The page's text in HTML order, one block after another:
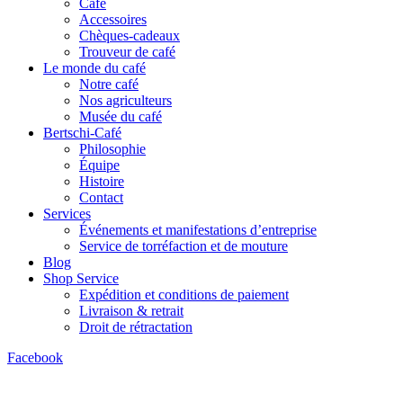
Accessoires
Chèques-cadeaux
Trouveur de café
Le monde du café
Notre café
Nos agriculteurs
Musée du café
Bertschi-Café
Philosophie
Équipe
Histoire
Contact
Services
Événements et manifestations d’entreprise
Service de torréfaction et de mouture
Blog
Shop Service
Expédition et conditions de paiement
Livraison & retrait
Droit de rétractation
Facebook